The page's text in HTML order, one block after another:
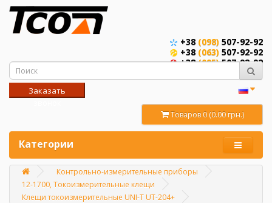
+38 (098) 507-92-92
+38 (063) 507-92-92
+38(095)507-92-92
Заказать
Товаров 0 (0.00 грн.)
Категории
Главная
Контрольно-измерительные приборы
12-1700, Токоизмерительные клещи
Клещи токоизмерительные UNI-T UT-204+